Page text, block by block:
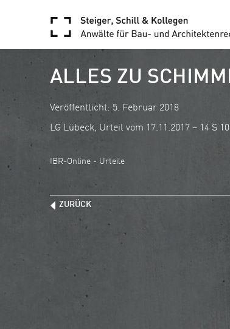
ALLES ZU
Veröffentlicht: 5. Februar 2018
LG Lübeck, Urteil vom 17.11.2017 – 14 S
IBR-Online - Urteile
ZURÜCK